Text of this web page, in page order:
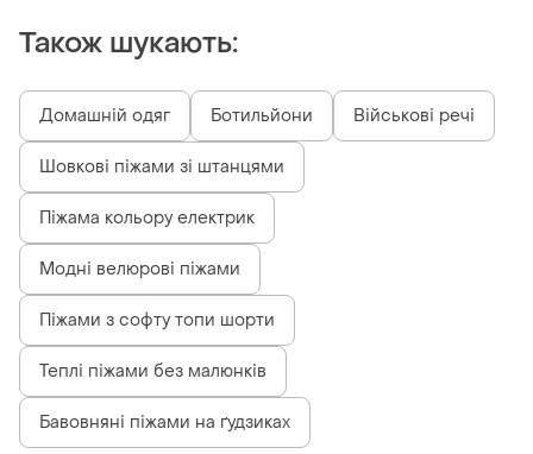
Також шукають:
Домашній одяг Ботильйони Військові речі
Шовкові піжами зі штанцями
Піжама кольору електрик
Модні велюрові піжами
Піжами з софту топи шорти
Теплі піжами без малюнків
Бавовняні піжами на ґудзиках